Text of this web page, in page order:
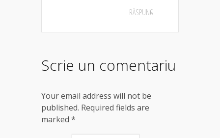
RĂSPUNS
Scrie un comentariu
Your email address will not be
published. Required fields are
marked *